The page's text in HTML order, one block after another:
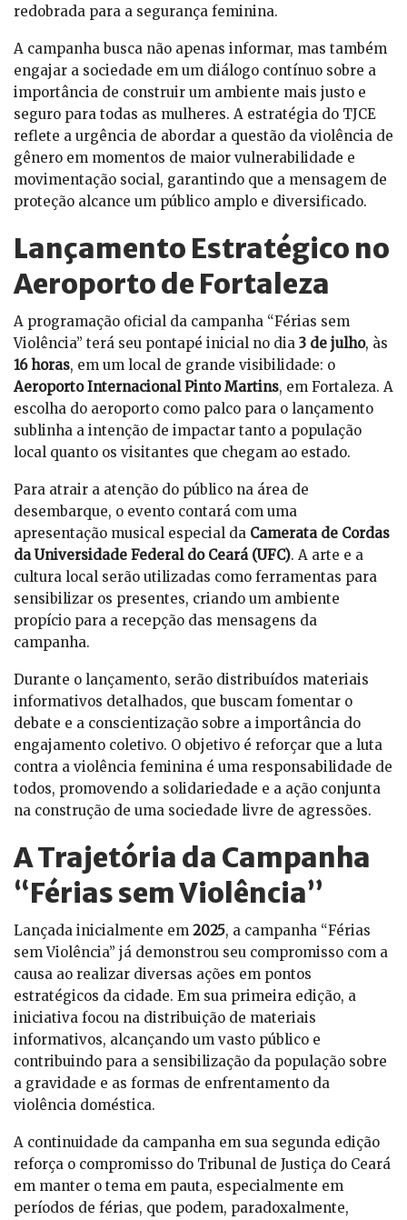
redobrada para a segurança feminina.
A campanha busca não apenas informar, mas também
engajar a sociedade em um diálogo contínuo sobre a
importância de construir um ambiente mais justo e
seguro para todas as mulheres. A estratégia do TJCE
reflete a urgência de abordar a questão da violência de
gênero em momentos de maior vulnerabilidade e
movimentação social, garantindo que a mensagem de
proteção alcance um público amplo e diversificado.
Lançamento Estratégico no
Aeroporto de Fortaleza
A programação oficial da campanha “Férias sem
Violência” terá seu pontapé inicial no dia 3 de julho, às
16 horas, em um local de grande visibilidade: o
Aeroporto Internacional Pinto Martins, em Fortaleza. A
escolha do aeroporto como palco para o lançamento
sublinha a intenção de impactar tanto a população
local quanto os visitantes que chegam ao estado.
Para atrair a atenção do público na área de
desembarque, o evento contará com uma
apresentação musical especial da Camerata de Cordas
da Universidade Federal do Ceará (UFC). A arte e a
cultura local serão utilizadas como ferramentas para
sensibilizar os presentes, criando um ambiente
propício para a recepção das mensagens da
campanha.
Durante o lançamento, serão distribuídos materiais
informativos detalhados, que buscam fomentar o
debate e a conscientização sobre a importância do
engajamento coletivo. O objetivo é reforçar que a luta
contra a violência feminina é uma responsabilidade de
todos, promovendo a solidariedade e a ação conjunta
na construção de uma sociedade livre de agressões.
A Trajetória da Campanha
“Férias sem Violência”
Lançada inicialmente em 2025, a campanha “Férias
sem Violência” já demonstrou seu compromisso com a
causa ao realizar diversas ações em pontos
estratégicos da cidade. Em sua primeira edição, a
iniciativa focou na distribuição de materiais
informativos, alcançando um vasto público e
contribuindo para a sensibilização da população sobre
a gravidade e as formas de enfrentamento da
violência doméstica.
A continuidade da campanha em sua segunda edição
reforça o compromisso do Tribunal de Justiça do Ceará
em manter o tema em pauta, especialmente em
períodos de férias, que podem, paradoxalmente,